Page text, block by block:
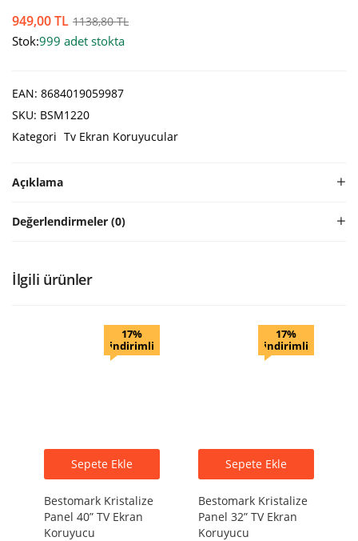
949,00TL 1138,80TL
Stok:999 adet stokta
EAN: 8684019059987
SKU: BSM1220
Kategori Tv Ekran Koruyucular
Açıklama
Değerlendirmeler (0)
İlgili ürünler
17%
indirimli
Sepete Ekle
Bestomark Kristalize
Panel 40” TV Ekran
Koruyucu
17%
indirimli
Sepete Ekle
Bestomark Kristalize
Panel 32” TV Ekran
Koruyucu